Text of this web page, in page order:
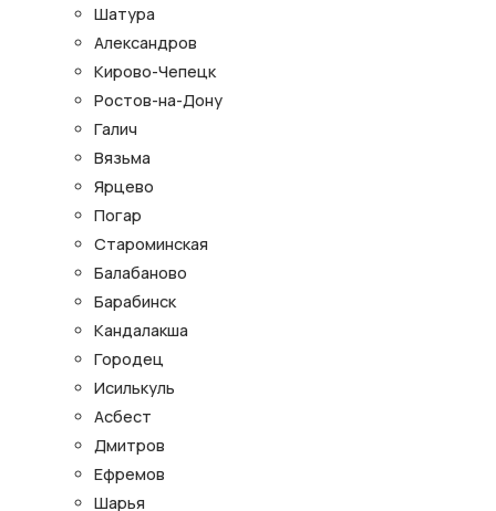
Шатура
Александров
Кирово-Чепецк
Ростов-на-Дону
Галич
Вязьма
Ярцево
Погар
Староминская
Балабаново
Барабинск
Кандалакша
Городец
Исилькуль
Асбест
Дмитров
Ефремов
Шарья